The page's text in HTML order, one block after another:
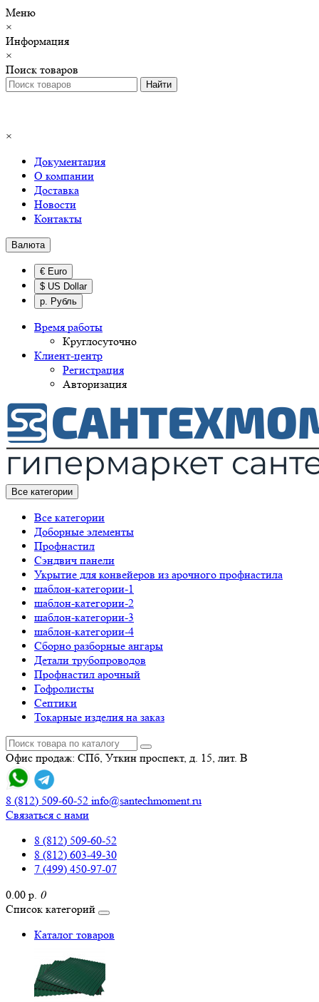
Меню
×
Информация
×
Поиск товаров
×
Документация
О компании
Доставка
Новости
Контакты
Валюта
€ Euro
$ US Dollar
р. Рубль
Время работы
Круглосуточно
Клиент-центр
Регистрация
Авторизация
Все категории
Все категории
Доборные элементы
Профнастил
Сэндвич панели
Укрытие для конвейеров из арочного профнастила
шаблон-категории-1
шаблон-категории-2
шаблон-категории-3
шаблон-категории-4
Сборно разборные ангары
Детали трубопроводов
Профнастил арочный
Гофролисты
Септики
Токарные изделия на заказ
Офис продаж: СПб, Уткин проспект, д. 15, лит. В
8 (812) 509-60-52 info@santechmoment.ru
Связаться с нами
8 (812) 509-60-52
8 (812) 603-49-30
7 (499) 450-97-07
0.00 р. 0
Список категорий
Каталог товаров